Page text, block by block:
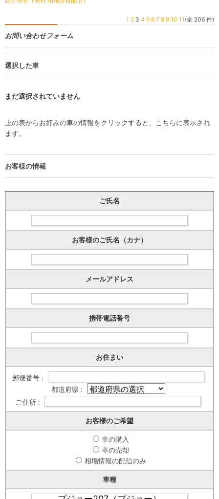
1 2 3 4 5 6 7 8 9 10 11 (全 206 件)
お問い合わせフォーム
選択した車
まだ選択されていません
上の表からお好みの車の情報をクリックすると、こちらに表示され
ます。
お客様の情報
ご氏名
お客様のご氏名（カナ）
メールアドレス
携帯電話番号
お住まい
郵便番号 :
都道府県 :
ご住所 :
お客様のご希望
車の購入
車の売却
相場情報の配信のみ
車種